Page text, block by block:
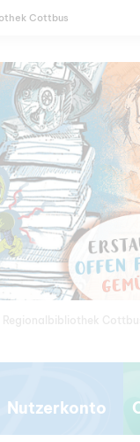
Cottbus
Nutzerkonto